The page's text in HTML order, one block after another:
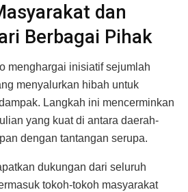
dan
Berbagai Pihak
menghargai inisiatif sejumlah
menyalurkan hibah untuk
Langkah ini mencerminkan
yang kuat di antara daerah-
dengan tantangan serupa.
dukungan dari seluruh
tokoh-tokoh masyarakat